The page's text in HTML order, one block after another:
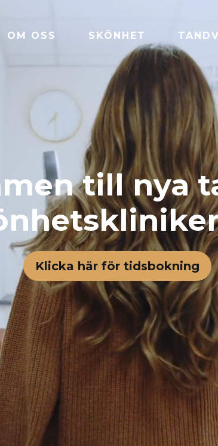
OM OSS SKÖNHET
Klicka här för tidsbokning
till nya